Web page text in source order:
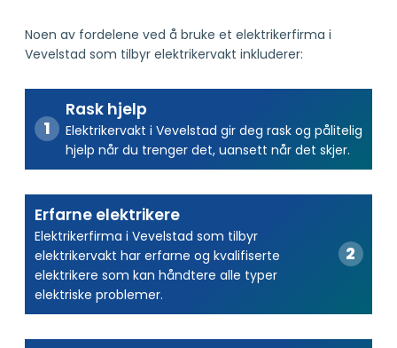
Noen av fordelene ved å bruke et elektrikerfirma i
Vevelstad som tilbyr elektrikervakt inkluderer:
Rask hjelp
Elektrikervakt i Vevelstad gir deg rask og pålitelig
hjelp når du trenger det, uansett når det skjer.
Erfarne elektrikere
Elektrikerfirma i Vevelstad som tilbyr
elektrikervakt har erfarne og kvalifiserte
elektrikere som kan håndtere alle typer
elektriske problemer.